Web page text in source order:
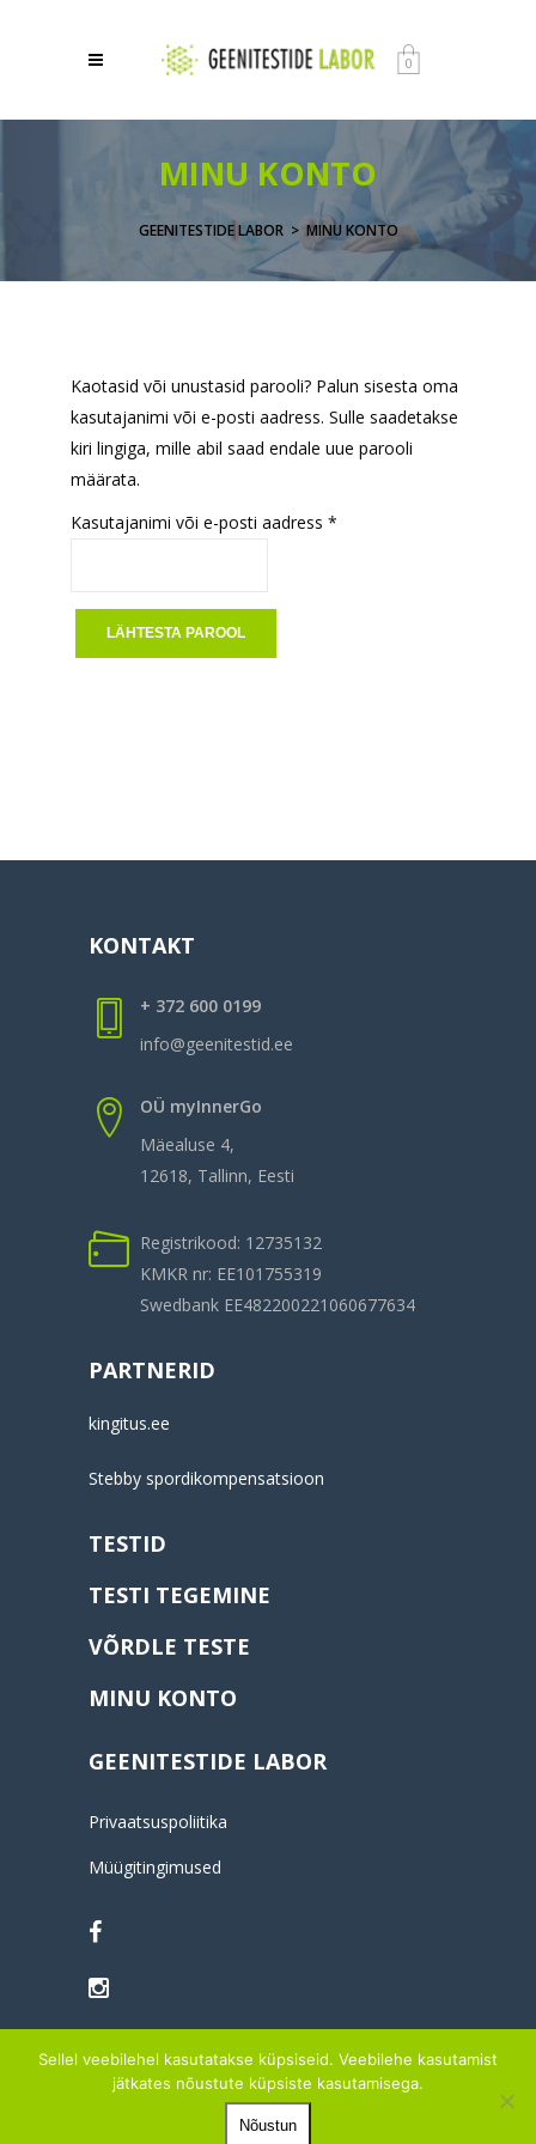
0
MINU KONTO
GEENITESTIDE LABOR>MINU KONTO
Kaotasid või unustasid parooli? Palun sisesta oma
kasutajanimi või e-posti aadress. Sulle saadetakse
kiri lingiga, mille abil saad endale uue parooli
määrata.
Kasutajanimi või e-posti aadress *
LÄHTESTA PAROOL
KONTAKT
+ 372 600 0199
info@geenitestid.ee
OÜ myInnerGo
Mäealuse 4,
12618, Tallinn, Eesti
Registrikood: 12735132
KMKR nr: EE101755319
Swedbank EE482200221060677634
PARTNERID
kingitus.ee
Stebby spordikompensatsioon
TESTID
TESTI TEGEMINE
VÕRDLE TESTE
MINU KONTO
GEENITESTIDE LABOR
Privaatsuspoliitika
Müügitingimused
© 2014-2026 OÜ MYINNERGO
Sellel veebilehel kasutatakse küpsiseid. Veebilehe kasutamist
jätkates nõustute küpsiste kasutamisega.
Nõustun